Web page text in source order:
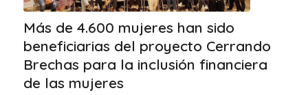
Más de 4.600 mujeres han sido
beneficiarias del proyecto Cerrando
Brechas para la inclusión financiera
de las mujeres